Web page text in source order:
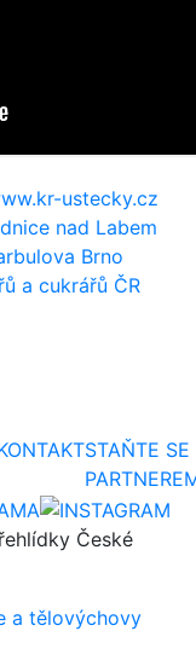
ustecky.cz
nad Labem
Brno
a cukrářů ČR
STAŇTE SE
České